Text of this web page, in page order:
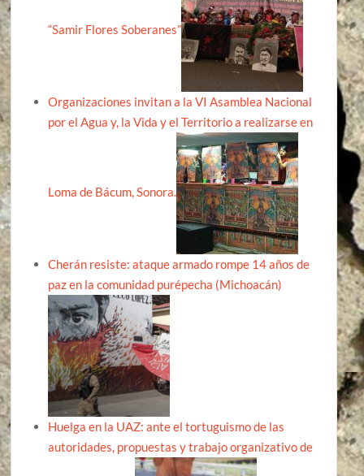
“Samir Flores Soberanes”
Organizaciones invitan a la VI Asamblea Nacional
por el Agua y, la Vida y el Territorio a realizarse en
Loma de Bácum, Sonora.
Cherán resiste: ataque armado rompe 14 años de
paz en la comunidad purépecha (Michoacán)
Huelga en la UAZ: ante el tortuguismo de las
autoridades, propuestas y trabajo organizativo de